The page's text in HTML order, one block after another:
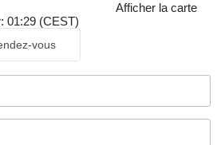
Afficher la carte
01:29 (CEST)
vous